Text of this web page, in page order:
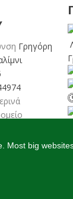
Γρηγόρη
Most big